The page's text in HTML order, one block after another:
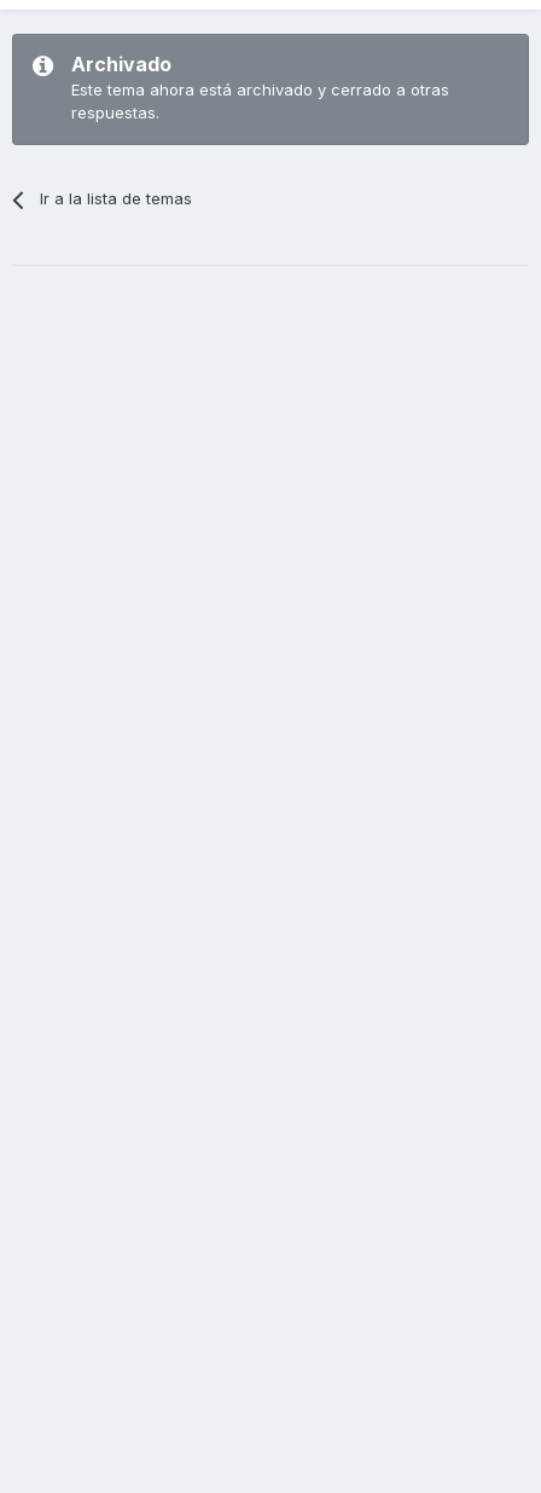
Archivado
Este tema ahora está archivado y cerrado a otras
respuestas.
Ir a la lista de temas